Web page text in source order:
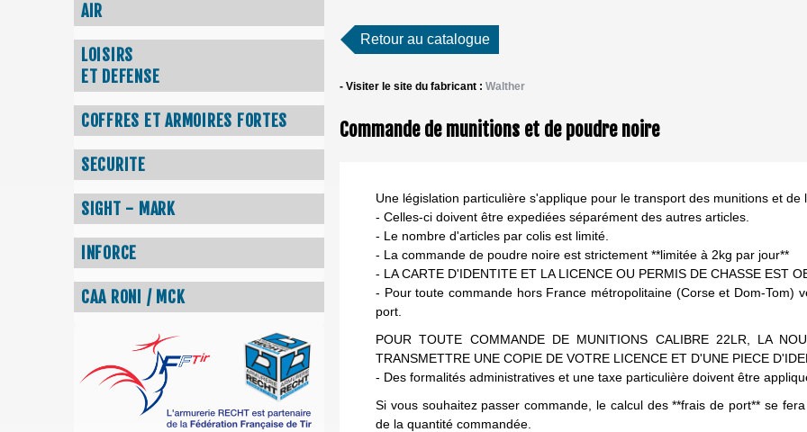
AIR
LOISIRS
ET DEFENSE
COFFRES ET ARMOIRES FORTES
SECURITE
SIGHT - MARK
INFORCE
CAA RONI / MCK
Retour au catalogue
- Visiter le site du fabricant : Walther
Commande de munitions et de poudre noire
Une législation particulière s'applique pour le transport des munitions et de
- Celles-ci doivent être expediées séparément des autres articles.
- Le nombre d'articles par colis est limité.
- La commande de poudre noire est strictement **limitée à 2kg par jour**
- LA CARTE D'IDENTITE ET LA LICENCE OU PERMIS DE CHASSE EST
- Pour toute commande hors France métropolitaine (Corse et Dom-Tom)
port.
POUR TOUTE COMMANDE DE MUNITIONS CALIBRE 22LR, LA
TRANSMETTRE UNE COPIE DE VOTRE LICENCE ET D'UNE PIECE
- Des formalités administratives et une taxe particulière doivent être
Si vous souhaitez passer commande, le calcul des **frais de port** se
de la quantité commandée.